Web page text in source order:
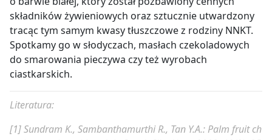
składników żywieniowych oraz sztucznie utwardzony
tracąc tym samym kwasy tłuszczowe z rodziny NNKT.
Spotkamy go w słodyczach, masłach czekoladowych
do smarowania pieczywa czy też wyrobach
ciastkarskich.
Literatura:
[1] Sundram K., Sambanthamurthi R., Tan Y.A.: Palm fruit ch